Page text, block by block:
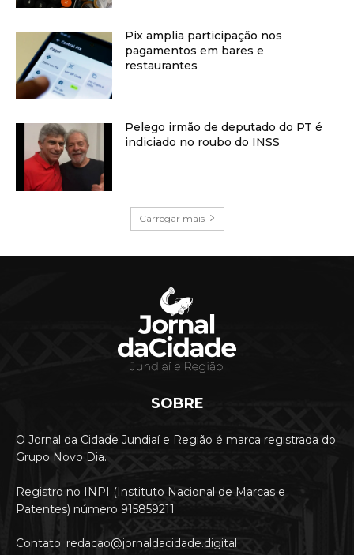
Pix amplia participação nos
pagamentos em bares e
restaurantes
Pelego irmão de deputado do PT é
indiciado no roubo do INSS
Carregar mais
SOBRE
O Jornal da Cidade Jundiaí e Região é marca registrada do
Grupo Novo Dia.
Registro no INPI (Instituto Nacional de Marcas e
Patentes) número 915859211
Contato: redacao@jornaldacidade.digital